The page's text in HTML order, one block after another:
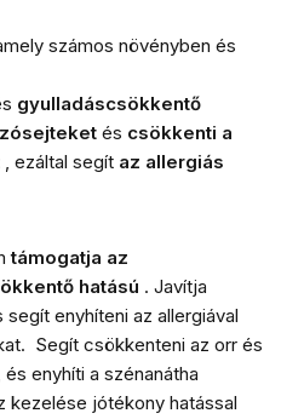
számos növényben és
gyulladáscsökkentő
és csökkenti a
, ezáltal segít az allergiás
támogatja az
hatású . Javítja
enyhíteni az allergiával
Segít csökkenteni az orr és
enyhíti a szénanátha
kezelése jótékony hatással